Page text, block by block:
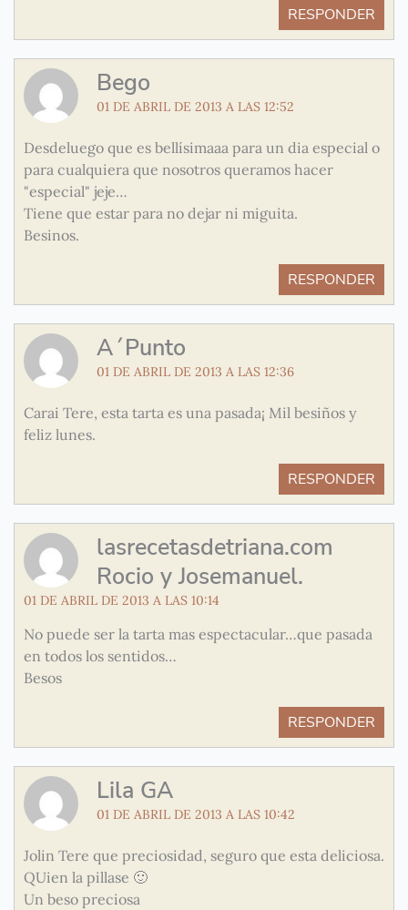
RESPONDER
Bego
01 DE ABRIL DE 2013 A LAS 12:52
Desdeluego que es bellísimaaa para un dia especial o
para cualquiera que nosotros queramos hacer
"especial" jeje…
Tiene que estar para no dejar ni miguita.
Besinos.
RESPONDER
A´Punto
01 DE ABRIL DE 2013 A LAS 12:36
Carai Tere, esta tarta es una pasada¡ Mil besiños y
feliz lunes.
RESPONDER
lasrecetasdetriana.com
Rocio y Josemanuel.
01 DE ABRIL DE 2013 A LAS 10:14
No puede ser la tarta mas espectacular…que pasada
en todos los sentidos…
Besos
RESPONDER
Lila GA
01 DE ABRIL DE 2013 A LAS 10:42
Jolin Tere que preciosidad, seguro que esta deliciosa.
QUien la pillase 🙂
Un beso preciosa